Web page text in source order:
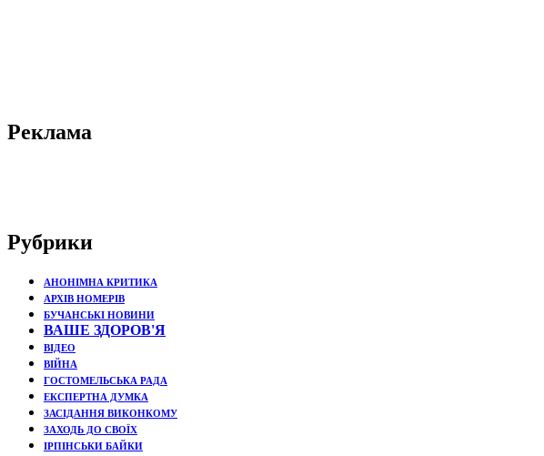
Реклама
Рубрики
АНОНІМНА КРИТИКА
АРХІВ НОМЕРІВ
БУЧАНСЬКІ НОВИНИ
ВАШЕ ЗДОРОВ'Я
ВІДЕО
ВІЙНА
ГОСТОМЕЛЬСЬКА РАДА
ЕКСПЕРТНА ДУМКА
ЗАСІДАННЯ ВИКОНКОМУ
ЗАХОДЬ ДО СВОЇХ
ІРПІНСЬКИ БАЙКИ